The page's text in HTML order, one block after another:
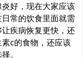
好，现在大家应该
常的饮食里面就需
疾病恢复更快，还
c的食物，还应该
。